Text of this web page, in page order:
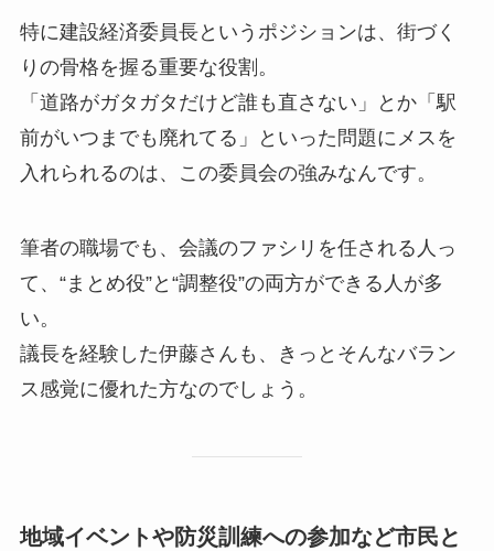
特に建設経済委員長というポジションは、街づく
りの骨格を握る重要な役割。
「道路がガタガタだけど誰も直さない」とか「駅
前がいつまでも廃れてる」といった問題にメスを
入れられるのは、この委員会の強みなんです。
筆者の職場でも、会議のファシリを任される人っ
て、“まとめ役”と“調整役”の両方ができる人が多
い。
議長を経験した伊藤さんも、きっとそんなバラン
ス感覚に優れた方なのでしょう。
地域イベントや防災訓練への参加など市民と